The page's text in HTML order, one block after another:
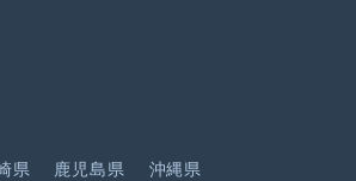
県 鹿児島県 沖縄県